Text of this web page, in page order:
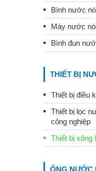
Bình nước
Máy nước
Bình đun
THIẾT BỊ
Thiết bị điều
Thiết bị lọc
công nghiệp
Thiết bị xông
ỐNG NƯỚC